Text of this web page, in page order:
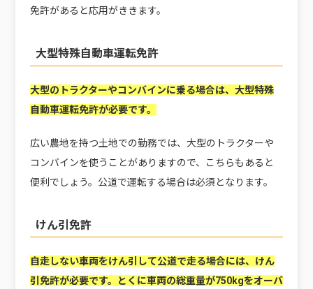
免許があると応用がききます。
大型特殊自動車運転免許
大型のトラクターやコンバインに乗る場合は、大型特殊
自動車運転免許が必要です。
広い農地を持つ土地での勤務では、大型のトラクターや
コンバインを使うことがありますので、こちらもあると
便利でしょう。公道で運転する場合は必須となります。
けん引免許
自走しない車両をけん引して公道で走る場合には、けん
引免許が必要です。とくに車両の総重量が750kgをオーバ